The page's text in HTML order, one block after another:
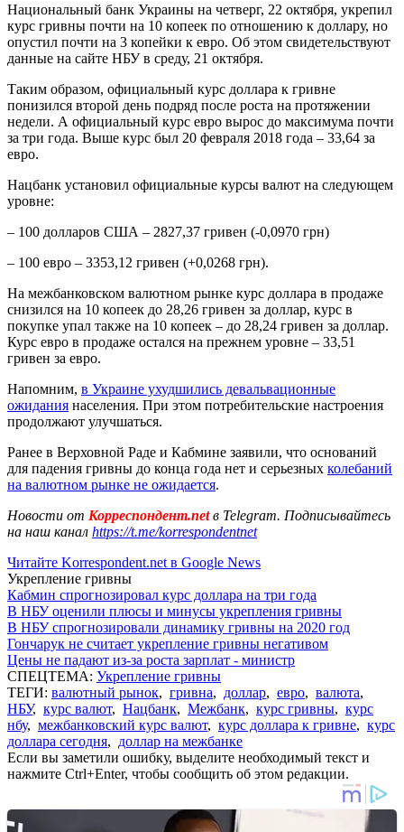
Национальный банк Украины на четверг, 22 октября, укрепил
курс гривны почти на 10 копеек по отношению к доллару, но
опустил почти на 3 копейки к евро. Об этом свидетельствуют
данные на сайте НБУ в среду, 21 октября.
Таким образом, официальный курс доллара к гривне
понизился второй день подряд после роста на протяжении
недели. А официальный курс евро вырос до максимума почти
за три года. Выше курс был 20 февраля 2018 года – 33,64 за
евро.
Нацбанк установил официальные курсы валют на следующем
уровне:
– 100 долларов США – 2827,37 гривен (-0,0970 грн)
– 100 евро – 3353,12 гривен (+0,0268 грн).
На межбанковском валютном рынке курс доллара в продаже
снизился на 10 копеек до 28,26 гривен за доллар, курс в
покупке упал также на 10 копеек – до 28,24 гривен за доллар.
Курс евро в продаже остался на прежнем уровне – 33,51
гривен за евро.
Напомним, в Украине ухудшились девальвационные
ожидания населения. При этом потребительские настроения
продолжают улучшаться.
Ранее в Верховной Раде и Кабмине заявили, что оснований
для падения гривны до конца года нет и серьезных колебаний
на валютном рынке не ожидается.
Новости от Корреспондент.netв Telegram. Подписывайтесь
на наш канал https://t.me/korrespondentnet
Читайте Korrespondent.net в Google News
Укрепление гривны
Кабмин спрогнозировал курс доллара на три года
В НБУ оценили плюсы и минусы укрепления гривны
В НБУ спрогнозировали динамику гривны на 2020 год
Гончарук не считает укрепление гривны негативом
Цены не падают из-за роста зарплат - министр
СПЕЦТЕМА: Укрепление гривны
ТЕГИ: валютный рынок, гривна, доллар, евро, валюта,
НБУ, курс валют, Нацбанк, Межбанк, курс гривны, курс
нбу, межбанковский курс валют, курс доллара к гривне, курс
доллара сегодня, доллар на межбанке
Если вы заметили ошибку, выделите необходимый текст и
нажмите Ctrl+Enter, чтобы сообщить об этом редакции.